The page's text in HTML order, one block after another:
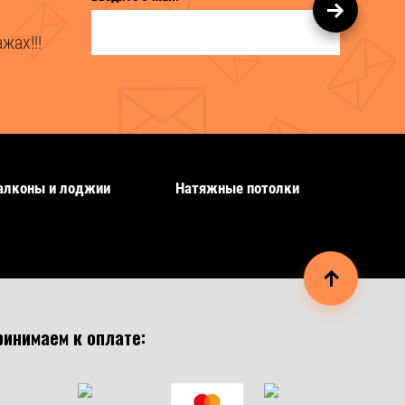
и лоджии
Натяжные потолки
к оплате: